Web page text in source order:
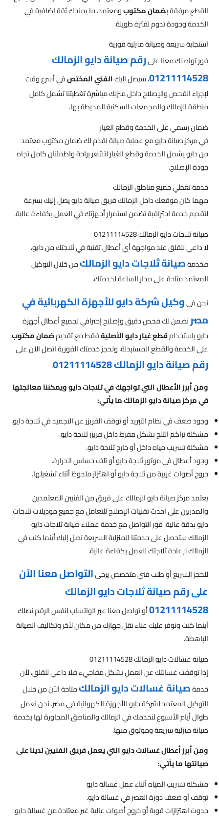
القطع مرفقة بضمان مكتوبومعتمد، ما يمنحك ثقة إضافية في
الخدمة وجودة تدوم لفترة طويلة.
استجابة سريعة وصيانة منزلية فورية
فور تواصلك معنا علىرقم صيانة دايو الزمالك
01211114528، سيصل إليكالفني المختصفي أسرع وقت
لإجراء الفحص والإصلاح داخل منزلك مباشرة تغطيتنا تشمل كامل
منطقة الزمالك والمجمعات السكنية المحيطة بها.
ضمان رسمي على الخدمة وقطع الغيار
في مركز صيانة دايو مع عملية صيانة نقدم لك ضمان مكتوب معتمد
من دايو يشمل الخدمة وقطع الغيار لتشعر براحة واطمئنان كامل تجاه
جودة الإصلاح.
خدمة تغطي جميع مناطق الزمالك
مهما كان موقعك داخل الزمالك فريق صيانة دايو يصل إليك بسرعة
لتقديم خدمة احترافية تضمن استمرار أجهزتك في العمل بكفاءة عالية.
صيانة ثلاجات دايو الزمالك 01211114528
لا داعي للقلق عند مواجهة أي أعطال تقنية في ثلاجتك من دايو،
فخدمةصيانة ثلاجات دايو الزمالكمن خلال التوكيل
المعتمد متاحة على مدار الساعة لخدمتك.
نحن فيوكيل شركة دايو للأجهزة الكهربائية في
مصرنضمن لك فحص دقيق وإصلاح إحترافي لجميع أعطال أجهزة
دايو باستخدامقطع غيار دايو الأصليةفقط مع تقديمضمان مكتوب
على الخدمة والقطع المستبدلة، ولحجز خدمتك الفورية اتصل الآن على
رقم صيانة دايو الزمالك 01211114528
.
ومن أبرز الأعطال التي تواجهك في ثلاجات دايو ويمكننا معالجتها
في مركز صيانة دايو الزمالك ما يأتي:
وجود ضعف في نظام التبريد أو توقف الفريزر عن التجميد في ثلاجة دايو.
مشكلة تراكم الثلج بشكل مفرط داخل فريزر ثلاجة دايو.
مشكلة تسريب مياه داخل أو خارج ثلاجة دايو.
وجود أعطال في موتور ثلاجة دايو أو تلف حساس الحرارة.
خروج أصوات غريبة من ثلاجة دايو أو اهتزاز ملحوظ أثناء تشغيلها.
يعتمد مركز صيانة دايو الزمالك على فريق من الفنيين المعتمدين
والمدربين على أحدث تقنيات الإصلاح للتعامل مع جميع موديلات ثلاجات
دايو بدقة عالية. فور التواصل مع خدمة عملاء صيانة ثلاجات دايو
الزمالك ستحصل على خدمتنا المنزلية السريعة نصل إليك أينما كنت في
الزمالك لإعادة ثلاجتك للعمل بكفاءة عالية.
للحجز السريع أو طلب فني متخصص يرجىالتواصل معنا الآن
على رقم صيانة ثلاجات دايو الزمالك
01211114528أو تواصل معنا عبر الواتساب لنفس الرقم نصلك
أينما كنت ونوفر عليك عناء نقل جهازك من مكان لآخر وتكاليف الصيانة
الباهظة.
صيانة غسالات دايو الزمالك 01211114528
إذا توقفت غسالتك عن العمل بشكل مفاجيء فلا داعي للقلق، لأن
خدمةصيانة غسالات دايو الزمالكمتاحة الآن من خلال
التوكيل المعتمد لشركة دايو للأجهزة الكهربائية في مصر. نحن نعمل
طوال أيام الأسبوع لنخدمك في الزمالك والمناطق المجاورة لها بخدمة
صيانة منزلية سريعة وموثوق منها.
ومن أبرز أعطال غسالات دايو التي يعمل فريق الفنيين لدينا على
صيانتها ما يأتي:
مشكلة تسريب المياه أثناء عمل غسالة دايو
توقف أو ضعف دورة العصر في غسالة دايو.
حدوث اهتزازات قوية أو خروج أصوات عالية غير معتادة من غسالة دايو.